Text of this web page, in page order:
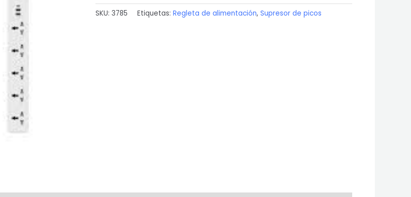
S/101.00.S/96.00.
PICOS
SKU:3785 Etiquetas:Regleta de alimentación,Supresor de picos